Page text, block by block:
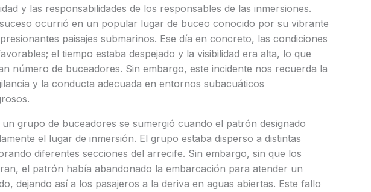
y las responsabilidades de los responsables de las inmersiones.
ocurrió en un popular lugar de buceo conocido por su vibrante
paisajes submarinos. Ese día en concreto, las condiciones
el tiempo estaba despejado y la visibilidad era alta, lo que
número de buceadores. Sin embargo, este incidente nos recuerda la
y la conducta adecuada en entornos subacuáticos
grupo de buceadores se sumergió cuando el patrón designado
el lugar de inmersión. El grupo estaba disperso a distintas
diferentes secciones del arrecife. Sin embargo, sin que los
el patrón había abandonado la embarcación para atender un
dejando así a los pasajeros a la deriva en aguas abiertas. Este fallo